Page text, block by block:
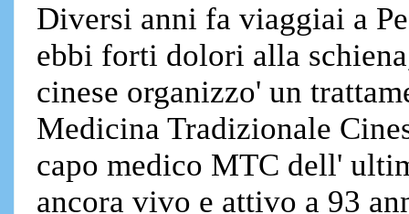
Diversi anni fa viaggiai a
ebbi forti dolori alla
cinese organizzo' un
Medicina Tradizionale
capo medico MTC dell'
ancora vivo e attivo a 93